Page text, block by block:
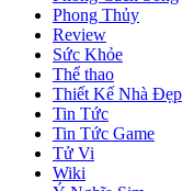
Phong Thủy
Review
Sức Khỏe
Thể thao
Thiết Kế Nhà Đẹp
Tin Tức
Tin Tức Game
Tử Vi
Wiki